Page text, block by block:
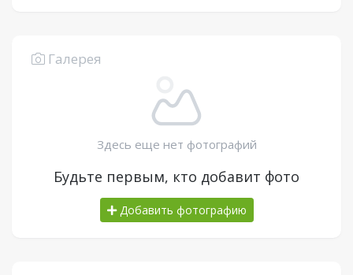
Галерея
Здесь еще нет фотографий
Будьте первым, кто добавит фото
Добавить фотографию